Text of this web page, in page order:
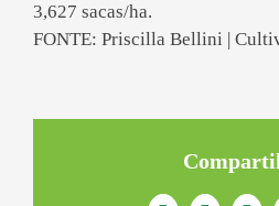
3,627 sacas/ha.
FONTE: Priscilla Bellini |